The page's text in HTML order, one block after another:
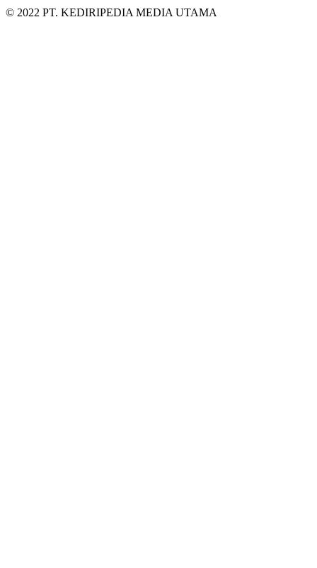
© 2022 PT. KEDIRIPEDIA MEDIA UTAMA